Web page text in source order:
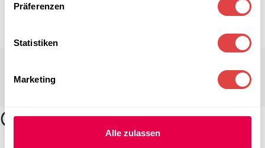
Präferenzen
Statistiken
Marketing
Alle zulassen